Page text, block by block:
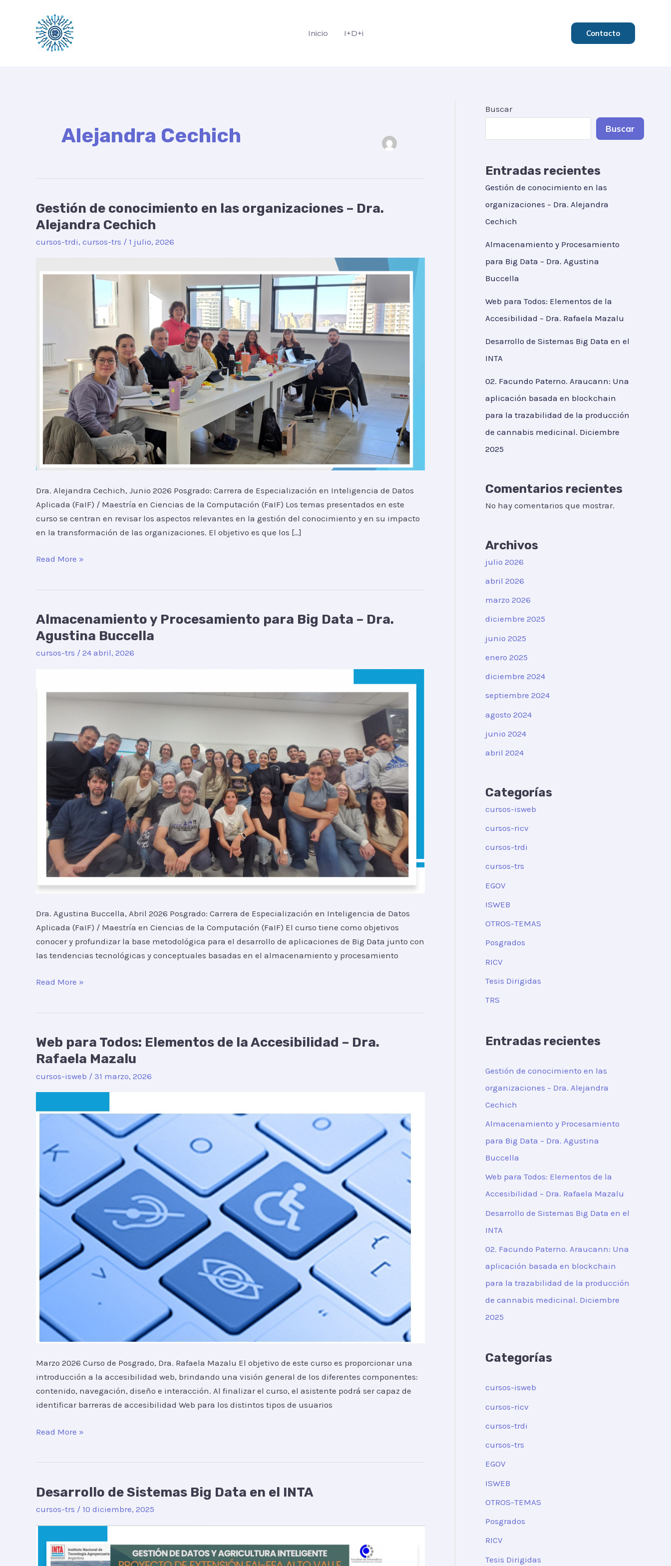
contenido
Inicio I+D+i Contacto
Alejandra Cechich
Gestión de conocimiento en las organizaciones – Dra.
Alejandra Cechich
cursos-trdi, cursos-trs / 1 julio, 2026
Dra. Alejandra Cechich, Junio 2026 Posgrado: Carrera de Especialización en Inteligencia de Datos
Aplicada (FaIF) / Maestría en Ciencias de la Computación (FaIF) Los temas presentados en este
curso se centran en revisar los aspectos relevantes en la gestión del conocimiento y en su impacto
en la transformación de las organizaciones. El objetivo es que los […]
Gestión
de
conocimiento
organizaciones
Read More »
Almacenamiento y Procesamiento para Big Data – Dra.
Agustina Buccella
cursos-trs / 24 abril, 2026
Dra. Agustina Buccella, Abril 2026 Posgrado: Carrera de Especialización en Inteligencia de Datos
Aplicada (FaIF) / Maestría en Ciencias de la Computación (FaIF) El curso tiene como objetivos
conocer y profundizar la base metodológica para el desarrollo de aplicaciones de Big Data junto con
las tendencias tecnológicas y conceptuales basadas en el almacenamiento y procesamiento
Almacenamiento
y
Procesamiento
Agustina
Buccella
Read More »
Web para Todos: Elementos de la Accesibilidad – Dra.
Rafaela Mazalu
cursos-isweb / 31 marzo, 2026
Marzo 2026 Curso de Posgrado, Dra. Rafaela Mazalu El objetivo de este curso es proporcionar una
introducción a la accesibilidad web, brindando una visión general de los diferentes componentes:
contenido, navegación, diseño e interacción. Al finalizar el curso, el asistente podrá ser capaz de
identificar barreras de accesibilidad Web para los distintos tipos de usuarios
Web
para
la
Dra.
Read More »
Desarrollo de Sistemas Big Data en el INTA
cursos-trs / 10 diciembre, 2025
Desarrollo
Data
Buscar
Buscar
Entradas recientes
Gestión de conocimiento en las
organizaciones – Dra. Alejandra
Cechich
Almacenamiento y Procesamiento
para Big Data – Dra. Agustina
Buccella
Web para Todos: Elementos de la
Accesibilidad – Dra. Rafaela Mazalu
Desarrollo de Sistemas Big Data en el
INTA
02. Facundo Paterno. Araucann: Una
aplicación basada en blockchain
para la trazabilidad de la producción
de cannabis medicinal. Diciembre
2025
Comentarios recientes
No hay comentarios que mostrar.
Archivos
julio 2026
abril 2026
marzo 2026
diciembre 2025
junio 2025
enero 2025
diciembre 2024
septiembre 2024
agosto 2024
junio 2024
abril 2024
Categorías
cursos-isweb
cursos-ricv
cursos-trdi
cursos-trs
EGOV
ISWEB
OTROS-TEMAS
Posgrados
RICV
Tesis Dirigidas
TRS
Entradas recientes
Gestión de conocimiento en las
organizaciones – Dra. Alejandra
Cechich
Almacenamiento y Procesamiento
para Big Data – Dra. Agustina
Buccella
Web para Todos: Elementos de la
Accesibilidad – Dra. Rafaela Mazalu
Desarrollo de Sistemas Big Data en el
INTA
02. Facundo Paterno. Araucann: Una
aplicación basada en blockchain
para la trazabilidad de la producción
de cannabis medicinal. Diciembre
2025
Categorías
cursos-isweb
cursos-ricv
cursos-trdi
cursos-trs
EGOV
ISWEB
OTROS-TEMAS
Posgrados
RICV
Tesis Dirigidas